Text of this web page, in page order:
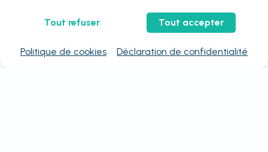
Tout refuser Tout accepter
Politique de cookies Déclaration de confidentialité